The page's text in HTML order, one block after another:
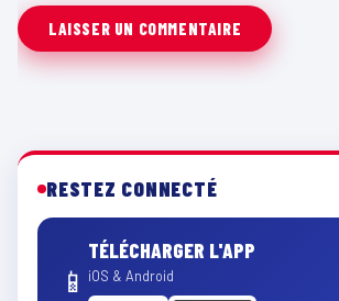
RESTEZ CONNECTÉ
📱
TÉLÉCHARGER L'APP
iOS & Android